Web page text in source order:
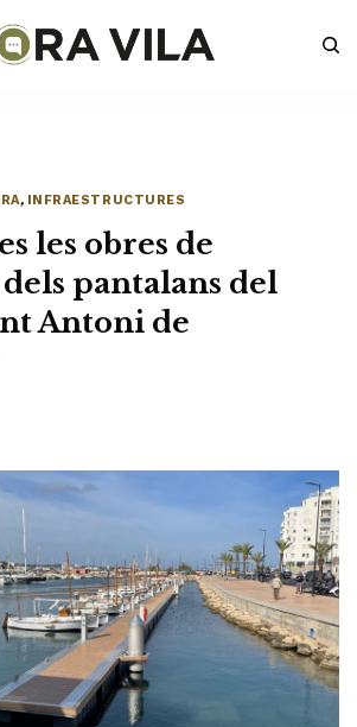
, INFRAESTRUCTURES
les obres de
pantalans del
Antoni de